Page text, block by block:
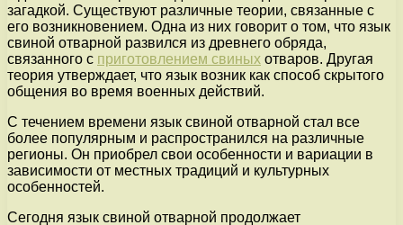
загадкой. Существуют различные теории, связанные с
его возникновением. Одна из них говорит о том, что язык
свиной отварной развился из древнего обряда,
связанного с приготовлением свиных отваров. Другая
теория утверждает, что язык возник как способ скрытого
общения во время военных действий.
С течением времени язык свиной отварной стал все
более популярным и распространился на различные
регионы. Он приобрел свои особенности и вариации в
зависимости от местных традиций и культурных
особенностей.
Сегодня язык свиной отварной продолжает